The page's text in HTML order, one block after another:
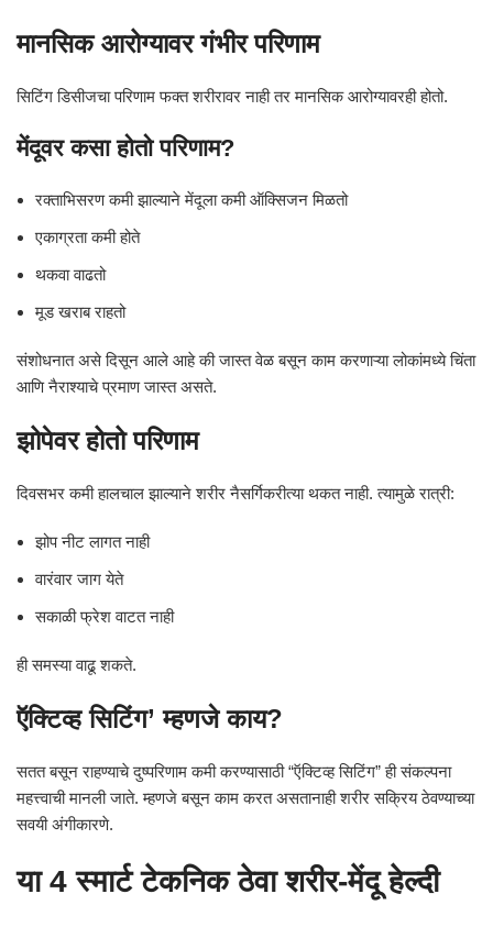
मानसिक आरोग्यावर गंभीर परिणाम
सिटिंग डिसीजचा परिणाम फक्त शरीरावर नाही तर मानसिक आरोग्यावरही होतो.
मेंदूवर कसा होतो परिणाम?
रक्ताभिसरण कमी झाल्याने मेंदूला कमी ऑक्सिजन मिळतो
एकाग्रता कमी होते
थकवा वाढतो
मूड खराब राहतो
संशोधनात असे दिसून आले आहे की जास्त वेळ बसून काम करणाऱ्या लोकांमध्ये चिंता
आणि नैराश्याचे प्रमाण जास्त असते.
झोपेवर होतो परिणाम
दिवसभर कमी हालचाल झाल्याने शरीर नैसर्गिकरीत्या थकत नाही. त्यामुळे रात्री:
झोप नीट लागत नाही
वारंवार जाग येते
सकाळी फ्रेश वाटत नाही
ही समस्या वाढू शकते.
ऍक्टिव्ह सिटिंग’ म्हणजे काय?
सतत बसून राहण्याचे दुष्परिणाम कमी करण्यासाठी “ऍक्टिव्ह सिटिंग” ही संकल्पना
महत्त्वाची मानली जाते. म्हणजे बसून काम करत असतानाही शरीर सक्रिय ठेवण्याच्या
सवयी अंगीकारणे.
या 4 स्मार्ट टेकनिक ठेवा शरीर-मेंदू हेल्दी